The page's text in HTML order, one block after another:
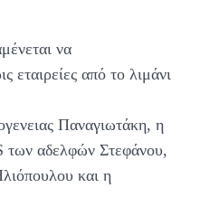
να
εταιρείες από το λιμάνι
Παναγιωτάκη, η
αδελφών Στεφάνου,
και η